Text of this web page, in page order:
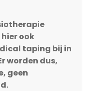
ook
taping bij in
worden dus,
geen